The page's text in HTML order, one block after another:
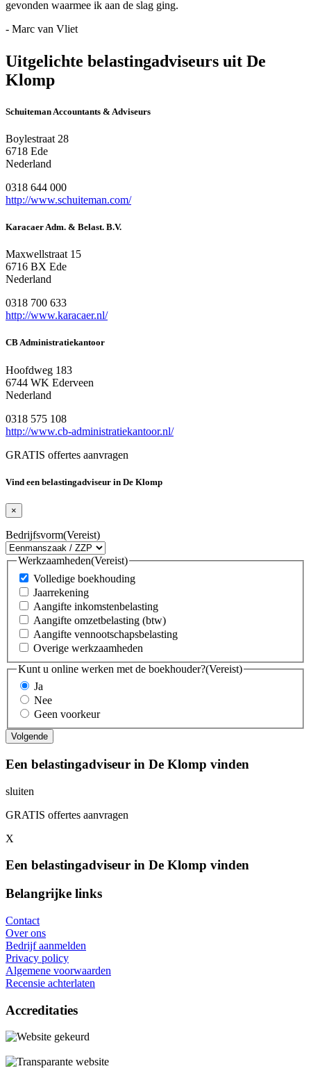
gevonden waarmee ik aan de slag ging.
- Marc van Vliet
Uitgelichte belastingadviseurs uit De
Klomp
Schuiteman Accountants & Adviseurs
Boylestraat 28
6718 Ede
Nederland
0318 644 000
http://www.schuiteman.com/
Karacaer Adm. & Belast. B.V.
Maxwellstraat 15
6716 BX Ede
Nederland
0318 700 633
http://www.karacaer.nl/
CB Administratiekantoor
Hoofdweg 183
6744 WK Ederveen
Nederland
0318 575 108
http://www.cb-administratiekantoor.nl/
GRATIS offertes aanvragen
Vind een belastingadviseur in De Klomp
×
Bedrijfsvorm(Vereist)
Werkzaamheden(Vereist)
Volledige boekhouding
Jaarrekening
Aangifte inkomstenbelasting
Aangifte omzetbelasting (btw)
Aangifte vennootschapsbelasting
Overige werkzaamheden
Kunt u online werken met de boekhouder?(Vereist)
Ja
Nee
Geen voorkeur
Een belastingadviseur in De Klomp vinden
sluiten
GRATIS offertes aanvragen
X
Een belastingadviseur in De Klomp vinden
Belangrijke links
Contact
Over ons
Bedrijf aanmelden
Privacy policy
Algemene voorwaarden
Recensie achterlaten
Accreditaties